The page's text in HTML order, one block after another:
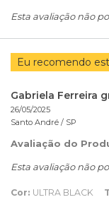
Esta avaliação não
Eu recomendo
Gabriela Ferreira
26/05/2025
Santo André / SP
Avaliação do
Esta avaliação não
Cor: ULTRA BLACK